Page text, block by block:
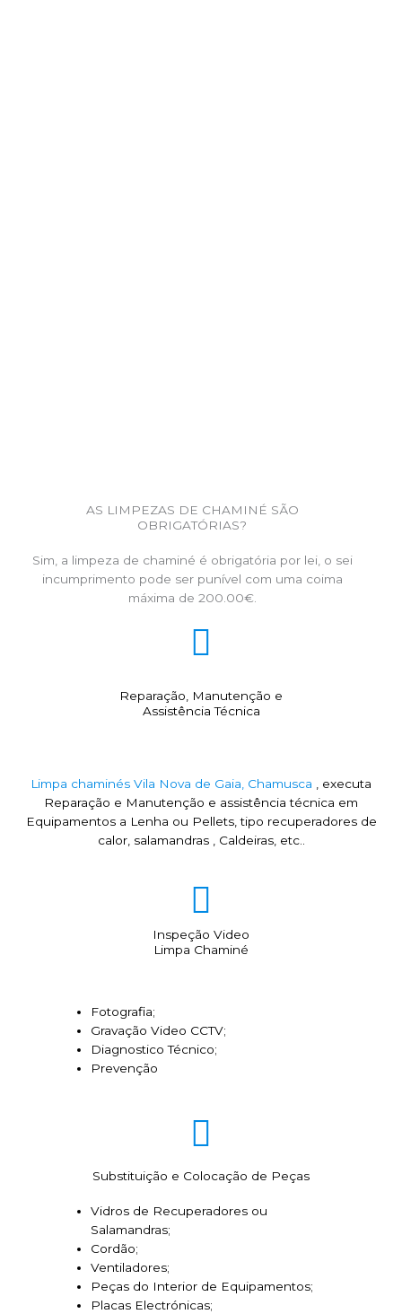
AS LIMPEZAS DE CHAMINÉ SÃO
OBRIGATÓRIAS?
Sim, a limpeza de chaminé é obrigatória por lei, o sei
incumprimento pode ser punível com uma coima
máxima de 200.00€.
Reparação, Manutenção e
Assistência Técnica
Limpa chaminés Vila Nova de Gaia, Chamusca , executa
Reparação e Manutenção e assistência técnica em
Equipamentos a Lenha ou Pellets, tipo recuperadores de
calor, salamandras , Caldeiras, etc..
Inspeção Video
Limpa Chaminé
Fotografia;
Gravação Video CCTV;
Diagnostico Técnico;
Prevenção
Substituição e Colocação de Peças
Vidros de Recuperadores ou
Salamandras;
Cordão;
Ventiladores;
Peças do Interior de Equipamentos;
Placas Electrónicas;